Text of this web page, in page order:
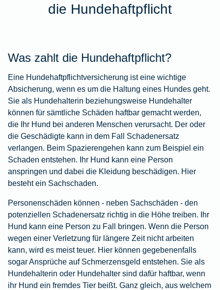
die Hundehaftpflicht
Was zahlt die Hundehaftpflicht?
Eine Hundehaftpflichtversicherung ist eine wichtige
Absicherung, wenn es um die Haltung eines Hundes geht.
Sie als Hundehalterin beziehungsweise Hundehalter
können für sämtliche Schäden haftbar gemacht werden,
die Ihr Hund bei anderen Menschen verursacht. Der oder
die Geschädigte kann in dem Fall Schadenersatz
verlangen. Beim Spazierengehen kann zum Beispiel ein
Schaden entstehen. Ihr Hund kann eine Person
anspringen und dabei die Kleidung beschädigen. Hier
besteht ein Sachschaden.
Personenschäden können - neben Sachschäden - den
potenziellen Schadenersatz richtig in die Höhe treiben. Ihr
Hund kann eine Person zu Fall bringen. Wenn die Person
wegen einer Verletzung für längere Zeit nicht arbeiten
kann, wird es meist teuer. Hier können gegebenenfalls
sogar Ansprüche auf Schmerzensgeld entstehen. Sie als
Hundehalterin oder Hundehalter sind dafür haftbar, wenn
ihr Hund ein fremdes Tier beißt. Ganz gleich, aus welchem